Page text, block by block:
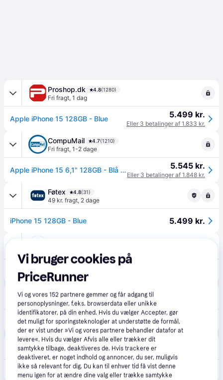
Proshop.dk 4.8(1280)
Fri fragt, 1 dag
Apple iPhone 15 128GB - Blue 5.499 kr.
Eller 3 betalinger af 1.833 kr.
CompuMail 4.7(1210)
Fri fragt, 1-2 dage
Apple iPhone 15 6,1" 128GB - Blå --> På lager, levering hos dig 08-08-2026 5.545 kr.
Eller 3 betalinger af 1.848 kr.
Føtex 4.8(31)
49 kr. fragt, 2 dage
iPhone 15 128GB - Blue 5.499 kr.
iPhone 15 128GB - Blue
Laptops.dk 4.6(8)
Fri fragt ,2-3 dage
Apple iPhone 15 - blå - 5G smartphone - 128 GB - GSM - MTP43QN/A5.671 kr.
INphone.dk
Fri fragt,1-3 dage
Apple iPhone 15 128GB - Blue 6.099 kr.
Vi bruger cookies på
PriceRunner
Vi og vores152 partnere gemmer og får adgang til
personoplysninger, f.eks. browserdata eller unikke
identifikatorer, på din enhed. Hvis du vælger Accepter, gør
det muligt for sporingsteknologier at understøtte de formål,
der er vist under »Vi og vores partnere behandler datafor at
levere«. Hvis du vælger Afvis alle eller trækker dit
samtykke tilbage, deaktiveres de. Hvis trackere er
deaktiveret, er noget indhold og annoncer, du ser, muligvis
ikke så relevant for dig. Du kan til enhver tid få vist denne
menu igen for at ændre dine valg eller trække samtykke